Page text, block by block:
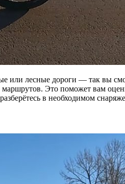
лесные дороги — так вы
Это поможет вам
в необходимом